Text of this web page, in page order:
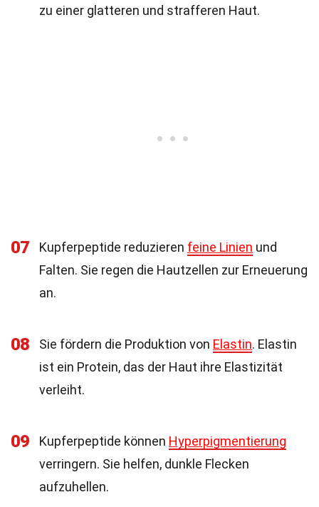
zu einer glatteren und strafferen Haut.
07 Kupferpeptide reduzieren feine Linien und
Falten. Sie regen die Hautzellen zur Erneuerung
an.
08 Sie fördern die Produktion von Elastin. Elastin
ist ein Protein, das der Haut ihre Elastizität
verleiht.
09 Kupferpeptide können Hyperpigmentierung
verringern. Sie helfen, dunkle Flecken
aufzuhellen.